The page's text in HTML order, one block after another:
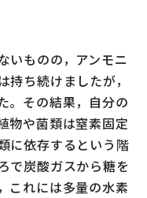
いものの，アンモニ
ち続けましたが，
。その結果，自分の
物や菌類は窒素固定
に依存するという階
で炭酸ガスから糖を
これには多量の水素